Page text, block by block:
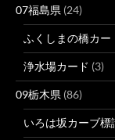
07福島県 (24)
ふくしまの橋カー
浄水場カード (3)
09栃木県 (86)
いろは坂カーブ標